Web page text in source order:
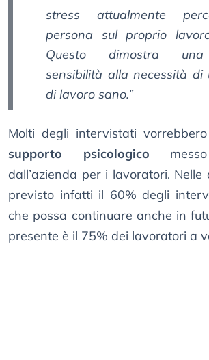
stress attualmente
persona sul proprio
Questo dimostra una
sensibilità alla necessità di
di lavoro sano.”
Molti degli intervistati
supporto psicologico
dall’azienda per i lavoratori. Nelle
previsto infatti il 60% degli
che possa continuare anche in
presente è il 75% dei lavoratori a